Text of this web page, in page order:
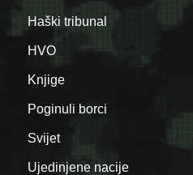
Haški tribunal
HVO
Knjige
Poginuli borci
Svijet
Ujedinjene nacije